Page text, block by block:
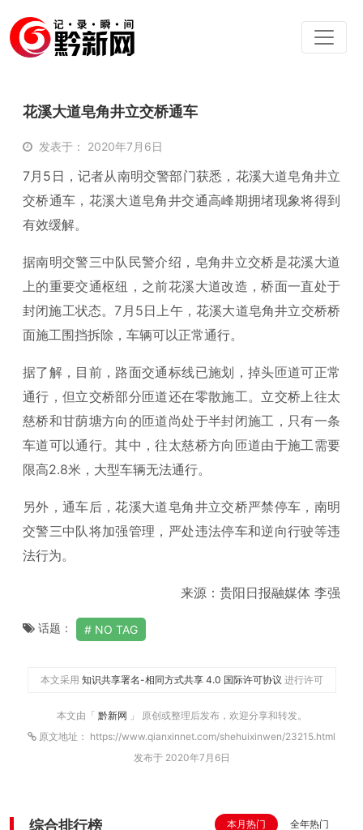
花溪大道皂角井立交桥通车
发表于： 2020年7月6日
7月5日，记者从南明交警部门获悉，花溪大道皂角井立
交桥通车，花溪大道皂角井交通高峰期拥堵现象将得到
有效缓解。
据南明交警三中队民警介绍，皂角井立交桥是花溪大道
上的重要交通枢纽，之前花溪大道改造，桥面一直处于
封闭施工状态。7月5日上午，花溪大道皂角井立交桥桥
面施工围挡拆除，车辆可以正常通行。
据了解，目前，路面交通标线已施划，掉头匝道可正常
通行，但立交桥部分匝道还在零散施工。立交桥上往太
慈桥和甘荫塘方向的匝道尚处于半封闭施工，只有一条
车道可以通行。其中，往太慈桥方向匝道由于施工需要
限高2.8米，大型车辆无法通行。
另外，通车后，花溪大道皂角井立交桥严禁停车，南明
交警三中队将加强管理，严处违法停车和逆向行驶等违
法行为。
来源：贵阳日报融媒体 李强
话题： NO TAG
本文采用 知识共享署名-相同方式共享 4.0 国际许可协议 进行许可
本文由「 黔新网 」 原创或整理后发布，欢迎分享和转发。
原文地址： https://www.qianxinnet.com/shehuixinwen/23215.html
发布于 2020年7月6日
综合排行榜 本月热门 全年热门